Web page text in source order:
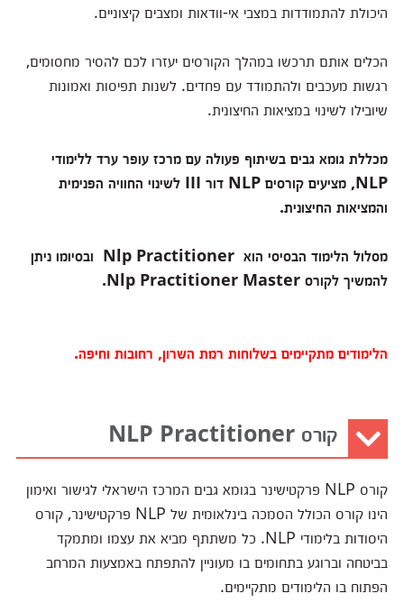
היכולת להתמודדות במצבי אי-וודאות ומצבים קיצוניים.
הכלים אותם תרכשו במהלך הקורסים יעזרו לכם להסיר מחסומים,
רגשות מעכבים ולהתמודד עם פחדים. לשנות תפיסות ואמונות
שיובילו לשינוי במציאות החיצונית.
מכללת גומא גבים בשיתוף פעולה עם מרכז עופר ערד ללימודי
NLP, מציעים קורסים NLP דור III לשינוי החוויה הפנימית
והמציאות החיצונית.
מסלול הלימוד הבסיסי הוא Nlp Practitioner ובסיומו ניתן
להמשיך לקורס Nlp Practitioner Master.
הלימודים מתקיימים בשלוחות רמת השרון, רחובות וחיפה.
קורס NLP Practitioner
קורס NLP פרקטישינר בגומא גבים המרכז הישראלי לגישור ואימון
הינו קורס הכולל הסמכה בינלאומית של NLP פרקטישינר, קורס
היסודות בלימודי NLP. כל משתתף מביא את עצמו ומתמקד
בביטחה וברוגע בתחומים בו מעוניין להתפתח באמצעות המרחב
הפתוח בו הלימודים מתקיימים.